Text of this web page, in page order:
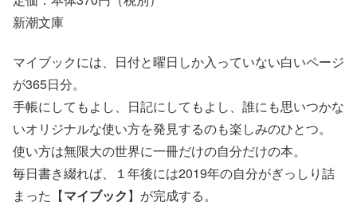
新潮文庫
マイブックには、日付と曜日しか入っていない白いページ
が365日分。
手帳にしてもよし、日記にしてもよし、誰にも思いつかな
いオリジナルな使い方を発見するのも楽しみのひとつ。
使い方は無限大の世界に一冊だけの自分だけの本。
毎日書き綴れば、１年後には2019年の自分がぎっしり詰
まった【マイブック】が完成する。